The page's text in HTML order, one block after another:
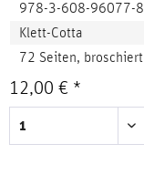
978-3-608-96077-8
Klett-Cotta
72 Seiten, broschiert
12,00 € *